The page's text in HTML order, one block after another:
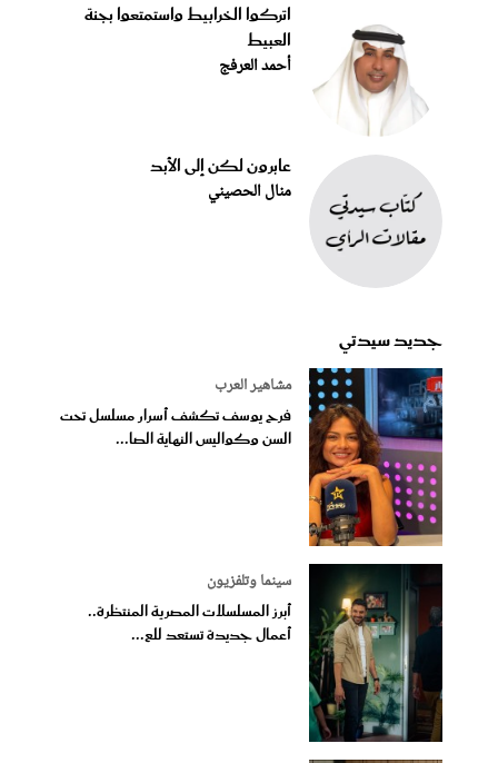
اتركوا الخرابيط واستمتعوا بجنة
العبيط
أحمد العرفج
عابرون لكن إلى الأبد
منال الحصيني
جديد سيدتي
مشاهير العرب
فرح يوسف تكشف أسرار مسلسل تحت
السن وكواليس النهاية الصا...
سينما وتلفزيون
أبرز المسلسلات المصرية المنتظرة..
أعمال جديدة تستعد للع...